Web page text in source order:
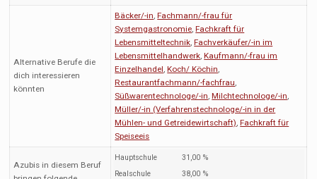
Alternative Berufe die
dich interessieren
könnten
Bäcker/-in,Fachmann/-frau für
Systemgastronomie,Fachkraft für
Lebensmitteltechnik,Fachverkäufer/-in im
Lebensmittelhandwerk,Kaufmann/-frau im
Einzelhandel,Koch/ Köchin,
Restaurantfachmann/-fachfrau,
Süßwarentechnologe/-in,Milchtechnologe/-in,
Müller/-in (Verfahrenstechnologe/-in in der
Mühlen- und Getreidewirtschaft),Fachkraft für
Speiseeis
Azubis in diesem Beruf
Hauptschule
31,00 %
Realschule
38,00 %